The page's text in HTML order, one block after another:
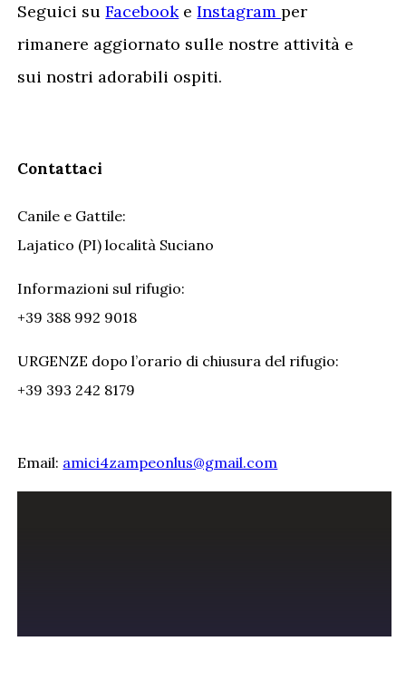
Seguici suFacebookeInstagramper
rimanere aggiornato sulle nostre attività e
sui nostri adorabili ospiti.
Contattaci
Canile e Gattile:
Lajatico (PI) località Suciano
Informazioni sul rifugio:
+39 388 992 9018
URGENZE dopo l’orario di chiusura del rifugio:
+39 393 242 8179
Email: amici4zampeonlus@gmail.com